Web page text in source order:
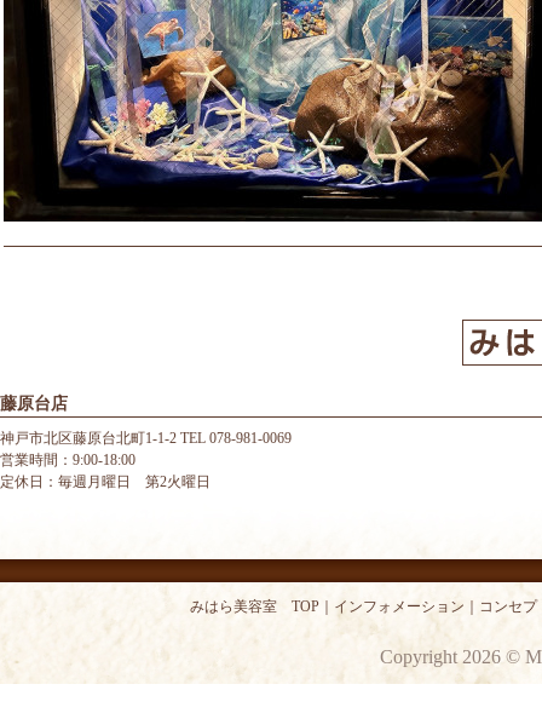
藤原台店
神戸市北区藤原台北町1-1-2 TEL 078-981-0069
営業時間：9:00-18:00
定休日：毎週月曜日 第2火曜日
みはら美容室 TOP インフォメーション コンセプ
Copyright 2026 ©